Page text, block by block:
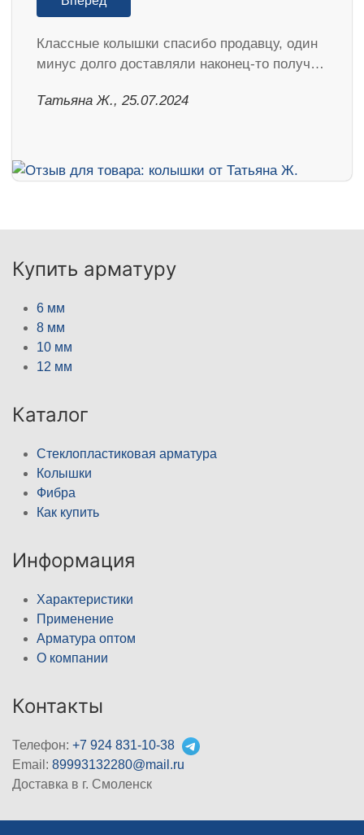
Классные колышки спасибо продавцу, один
минус долго доставляли наконец-то получ…
Татьяна Ж., 25.07.2024
Купить арматуру
6 мм
8 мм
10 мм
12 мм
Каталог
Стеклопластиковая арматура
Колышки
Фибра
Как купить
Информация
Характеристики
Применение
Арматура оптом
О компании
Контакты
Телефон: +7 924 831-10-38
Email: 89993132280@mail.ru
Доставка в г. Смоленск